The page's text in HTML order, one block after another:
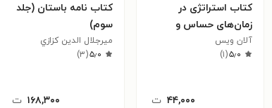
کتاب استراتژی در
زمان‌های حساس و
بحرانی
آلان ویس
۵٫۰(۱)
۴۴,۰۰۰ ت
کتاب نامه باستان (جلد
سوم)
ميرجلال الدين كزازي
۵٫۰(۳)
۱۶۸,۳۰۰ ت